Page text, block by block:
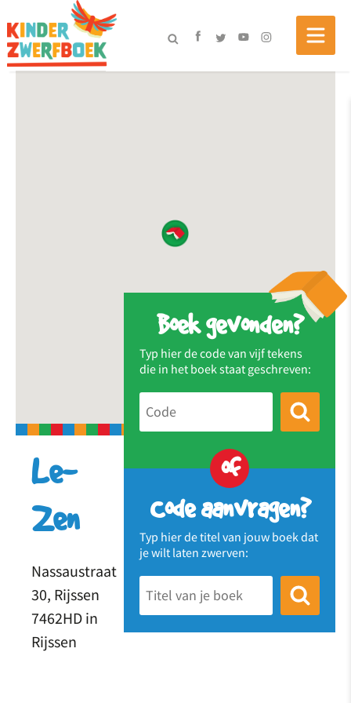
Boek gevonden?
Typ hier de code van vijf tekens
die in het boek staat geschreven:
of
Code aanvragen?
Typ hier de titel van jouw boek dat
je wilt laten zwerven:
Le-
Zen
Nassaustraat
30, Rijssen
7462HD in
Rijssen